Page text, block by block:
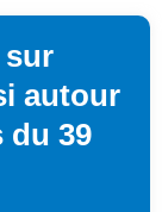
autour
du 39